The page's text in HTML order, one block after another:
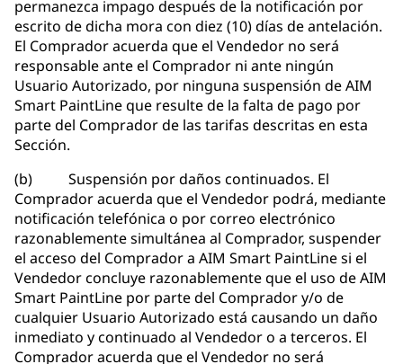
permanezca impago después de la notificación por
escrito de dicha mora con diez (10) días de antelación.
El Comprador acuerda que el Vendedor no será
responsable ante el Comprador ni ante ningún
Usuario Autorizado, por ninguna suspensión de AIM
Smart PaintLine que resulte de la falta de pago por
parte del Comprador de las tarifas descritas en esta
Sección.
(b) Suspensión por daños continuados. El
Comprador acuerda que el Vendedor podrá, mediante
notificación telefónica o por correo electrónico
razonablemente simultánea al Comprador, suspender
el acceso del Comprador a AIM Smart PaintLine si el
Vendedor concluye razonablemente que el uso de AIM
Smart PaintLine por parte del Comprador y/o de
cualquier Usuario Autorizado está causando un daño
inmediato y continuado al Vendedor o a terceros. El
Comprador acuerda que el Vendedor no será